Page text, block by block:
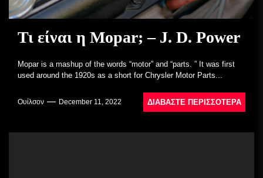
Τι είναι η Mopar; – J. D. Power
Mopar is a mashup of the words “motor” and “parts. ” It was first
used around the 1920s as a short for Chrysler Motor Parts...
Ουίλσον December 11, 2022 ΔΙΑΒΆΣΤΕ ΠΕΡΙΣΣΌΤΕΡΑ